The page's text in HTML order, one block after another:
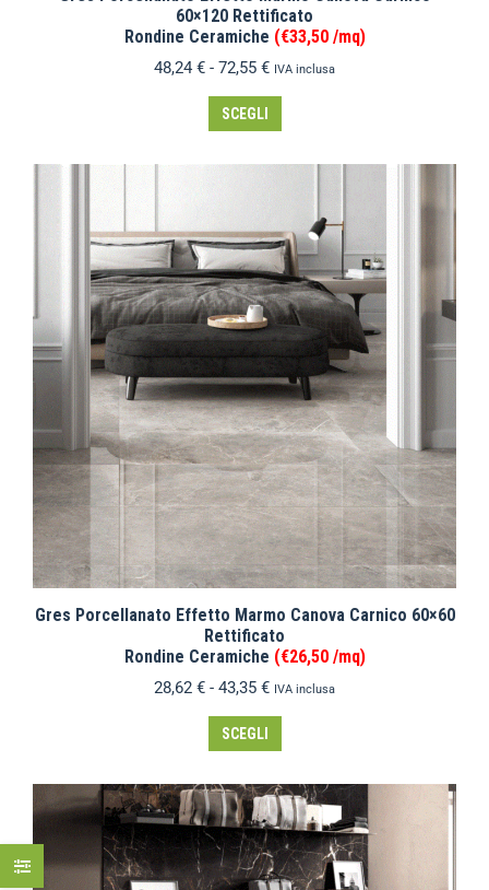
60×120 Rettificato
Rondine Ceramiche (€33,50 /mq)
48,24 € - 72,55 € IVA inclusa
SCEGLI
Gres Porcellanato Effetto Marmo Canova Carnico 60×60
Rettificato
Rondine Ceramiche (€26,50 /mq)
28,62 € - 43,35 € IVA inclusa
SCEGLI